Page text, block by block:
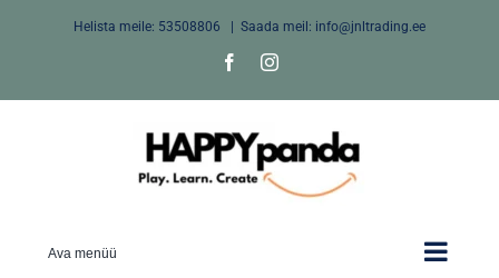
Helista meile: 53508806 Saada meil: info@jnltrading.ee
FacebookInstagram
Ava menüü